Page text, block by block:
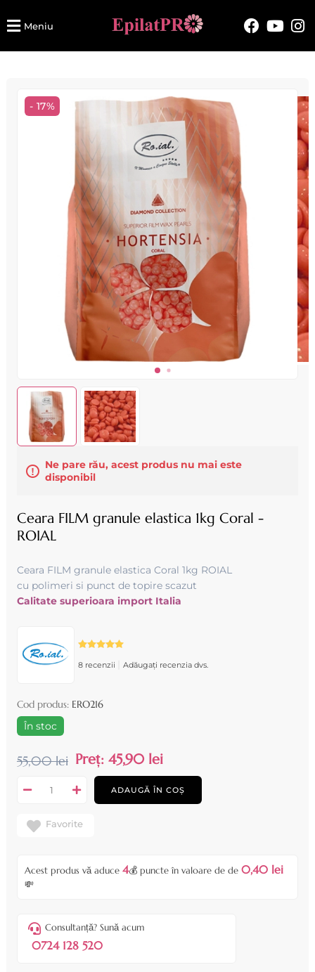
Meniu
- 17%
Ne pare rău, acest produs nu mai este
disponibil
Ceara FILM granule elastica 1kg Coral -
ROIAL
Ceara FILM granule elastica Coral 1kg ROIAL
cu polimeri si punct de topire scazut
Calitate superioara import Italia
8 recenzii Adăugați recenzia dvs.
Cod produs: ERO216
În stoc
55,00 lei Preț: 45,90 lei
ADAUGĂ ÎN COȘ
Favorite
Acest produs vă aduce 4💰 puncte în valoare de de 0,40 lei
💸
Consultanță? Sună acum
0724 128 520